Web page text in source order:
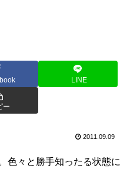
LINE
ー
2011.09.09
色々と勝手知ったる状態に